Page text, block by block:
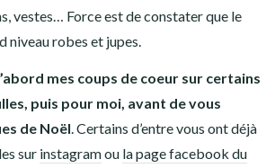
vestes… Force est de constater que le
niveau robes et jupes.
mes coups de coeur sur certains
puis pour moi, avant de vous
de Noël. Certains d’entre vous ont déjà
sur instagramou la page facebook du